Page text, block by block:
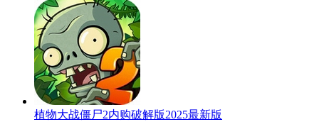
植物大战僵尸2内购破解版2025最新版